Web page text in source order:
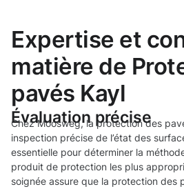
Expertise et
matière de
pavés Kayl
Évaluation précise
Chez Moosweg, la protection des
inspection précise de l’état des
essentielle pour déterminer la
produit de protection les plus
soignée assure que la protection des